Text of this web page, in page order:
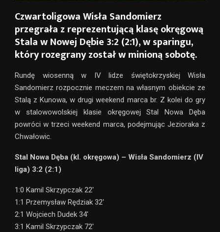
Czwartoligowa Wisła Sandomierz
przegrała z reprezentującą klasę okręgową
Stala w Nowej Dębie 3:2 (2:1), w sparingu,
który rozegrany został w minioną sobotę.
Rundę wiosenną w IV lidze świętokrzyskiej Wisła
Sandomierz rozpocznie meczem na własnym obiekcie ze
Stalą z Kunowa, w drugi weekend marca br. Z kolei do gry
w stalowowolskiej klasie okręgowej Stal Nowa Dęba
powróci w trzeci weekend marca, podejmując Jezioraka z
Chwałowic.
Stal Nowa Dęba (kl. okręgowa) – Wisła Sandomierz (IV
liga) 3:2 (2:1)
1:0 Kamil Skrzypczak 22′
1:1 Przemysław Rędziak 32′
2:1 Wojciech Dudek 34′
3:1 Kamil Skrzypczak 72′